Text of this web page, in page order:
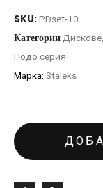
SKU:PDset-10
Категории Дискове
Подо серия
Марка: Staleks